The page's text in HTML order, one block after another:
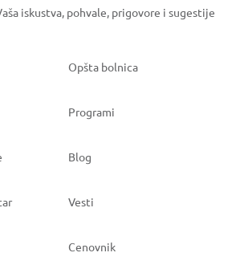
iskustva, pohvale, prigovore i sugestije
Opšta bolnica
Programi
Blog
Vesti
Cenovnik